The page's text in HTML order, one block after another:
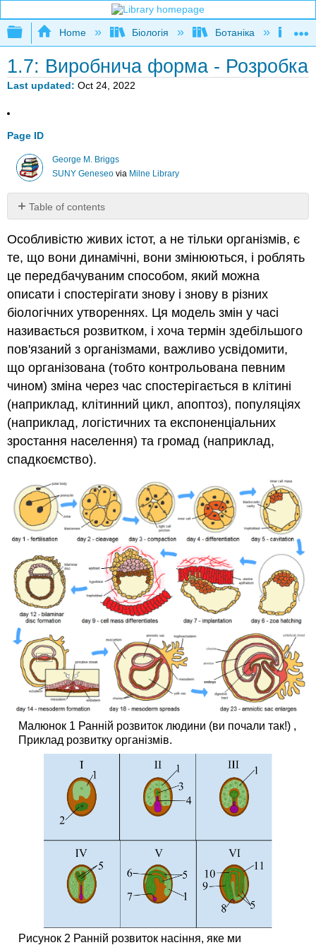
Expand/collapse global hierarchy
Home Біологія Ботаніка
1.7: Виробнича форма - Розробка
Last updated Oct 24, 2022
Page ID
George M. Briggs
SUNY Geneseovia Milne Library
Table of contents
організму
Розвиток
в
організмах,
які
є
одноклітинними
Розвиток
клітин
Розвиток
в
які
є
колоніальними
в
організмах,
є
сифонними
Розвиток
у
багатоклітинних
організмів
Розвиток
у
рослин
Детермінантний
і
індетермінантний
ріст
і
зростання
модульний
Особливістю живих істот, а не тільки організмів, є
те, що вони динамічні, вони змінюються, і роблять
це передбачуваним способом, який можна
описати і спостерігати знову і знову в різних
біологічних утвореннях. Ця модель змін у часі
називається розвитком, і хоча термін здебільшого
пов'язаний з організмами, важливо усвідомити,
що організована (тобто контрольована певним
чином) зміна через час спостерігається в клітині
(наприклад, клітинний цикл, апоптоз), популяціях
(наприклад, логістичних та експоненціальних
зростання населення) та громад (наприклад,
спадкоємство).
Малюнок 1 Ранній розвиток людини (ви почали так!) ,
Приклад розвитку організмів.
Рисунок 2 Ранній розвиток насіння, яке ми